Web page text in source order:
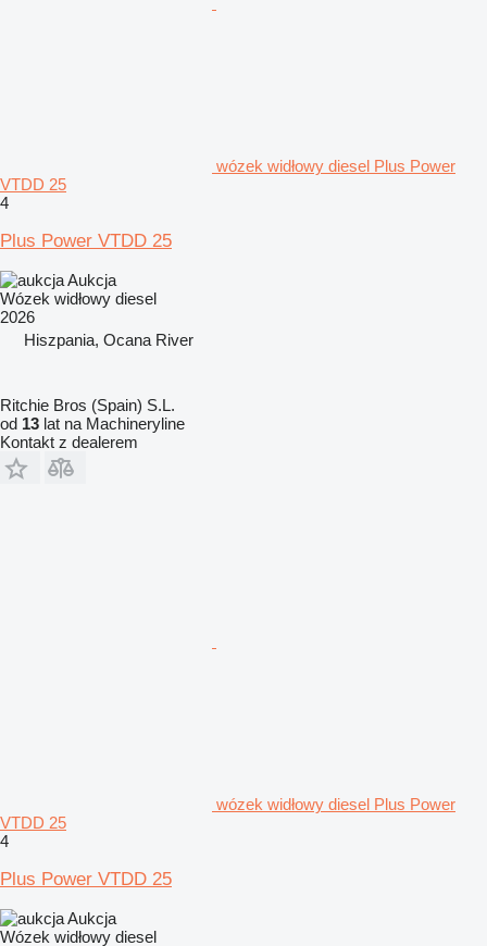
wózek widłowy diesel Plus Power
VTDD 25
4
Plus Power VTDD 25
Aukcja
Wózek widłowy diesel
2026
Hiszpania, Ocana River
Ritchie Bros (Spain) S.L.
od 13 lat na Machineryline
Kontakt z dealerem
wózek widłowy diesel Plus Power
VTDD 25
4
Plus Power VTDD 25
Aukcja
Wózek widłowy diesel